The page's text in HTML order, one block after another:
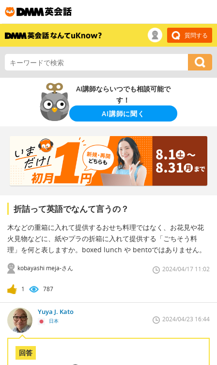
質問する
AI講師ならいつでも相談可能で
す！
AI講師に聞く
折詰って英語でなんて言うの？
木などの重箱に入れて提供するおせち料理ではなく、お花見や花
火見物などに、紙やプラの折箱に入れて提供する「ごちそう料
理」を何と表しますか。boxed lunch や bentoではありません。
kobayashi meja-さん 2024/04/17 11:02
1 787
Yuya J. Kato
日本 2024/04/23 16:44
回答